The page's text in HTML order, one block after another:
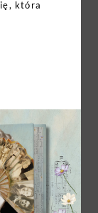
która